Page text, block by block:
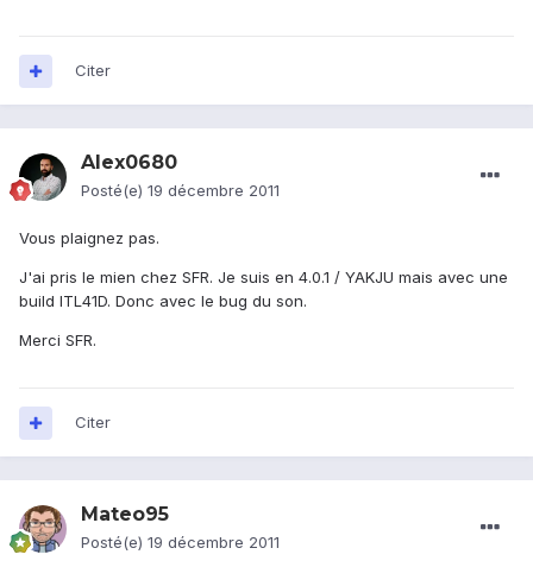
Citer
Alex0680
Posté(e) 19 décembre 2011
Vous plaignez pas.
J'ai pris le mien chez SFR. Je suis en 4.0.1 / YAKJU mais avec une
build ITL41D. Donc avec le bug du son.
Merci SFR.
Citer
Mateo95
Posté(e) 19 décembre 2011